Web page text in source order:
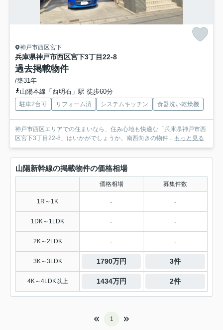
神戸市西区宮下
兵庫県神戸市西区宮下3丁目22-8
過去掲載物件
/築31年
山陽本線「西明石」駅 徒歩60分
駐車2台可 リフォーム済 システムキッチン 食器洗い乾燥機
神戸市西区エリアでの住まいなら、住み心地も快適な「兵庫県神戸市西
区宮下3丁目22-8」はいかがでしょうか。南西向きの物件...
もっと見る
山陽新幹線の掲載物件の価格相場
価格相場 募集件数
1R～1K - -
1DK～1LDK - -
2K～2LDK - -
3K～3LDK 1790万円 3件
4K～4LDK以上 1434万円 2件
1